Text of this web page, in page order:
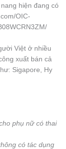
hiện đang có
OIC-
Việt ở nhiều
xuất bán cả
Sigapore, Hy
phụ nữ có thai
có tác dụng